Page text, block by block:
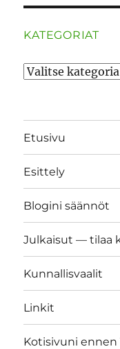
KATEGORIAT
Kategoriat
Etusivu
Esittely
Blogini säännöt
Julkaisut — tilaa
Kunnallisvaalit
Linkit
Kotisivuni ennen